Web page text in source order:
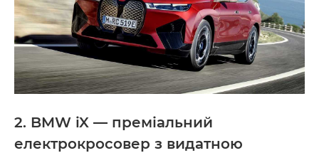
2. BMW iX — преміальний
електрокросовер з видатною